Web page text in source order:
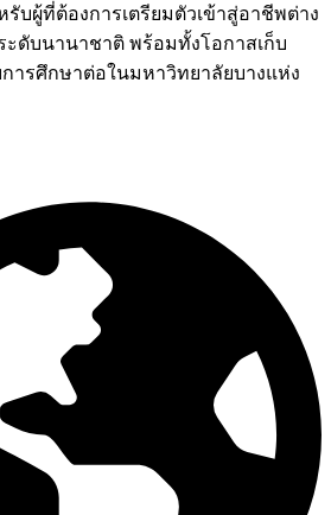
รับผู้ที่ต้องการเตรียมตัวเข้าสู่อาชีพต่าง
ะดับนานาชาติ พร้อมทั้งโอกาสเก็บ
ารศึกษาต่อในมหาวิทยาลัยบางแห่ง